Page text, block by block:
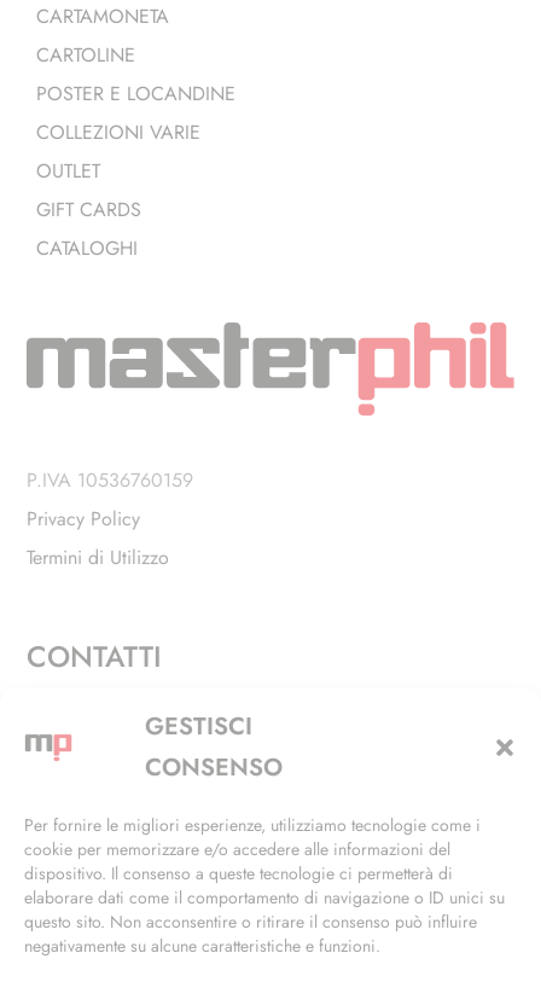
GESTISCI
CONSENSO
Per fornire le migliori esperienze, utilizziamo tecnologie come i
cookie per memorizzare e/o accedere alle informazioni del
dispositivo. Il consenso a queste tecnologie ci permetterà di
elaborare dati come il comportamento di navigazione o ID unici su
questo sito. Non acconsentire o ritirare il consenso può influire
negativamente su alcune caratteristiche e funzioni.
CARTAMONETA
CARTOLINE
POSTER E LOCANDINE
COLLEZIONI VARIE
OUTLET
GIFT CARDS
CATALOGHI
P.IVA 10536760159
Privacy Policy
Termini di Utilizzo
CONTATTI
Via Alfieri, 27 - Trezzano Sul Naviglio (MI)
+39 02 4846 3155
info@masterphil.it